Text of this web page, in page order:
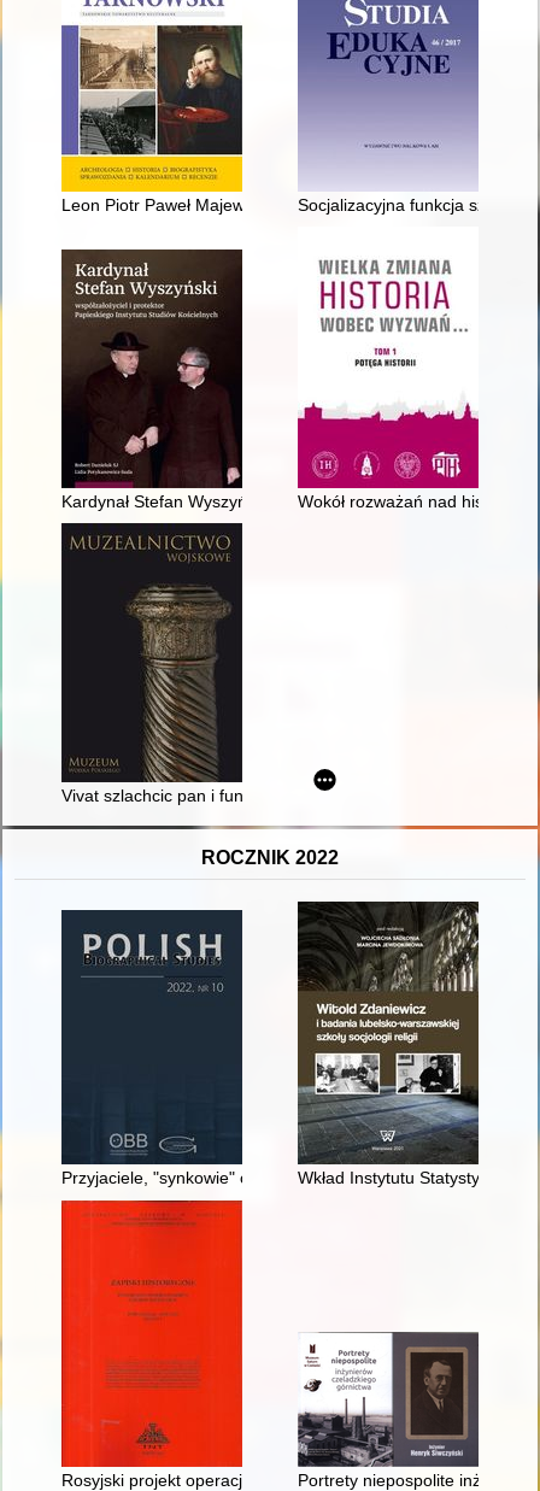
Leon Piotr Paweł Majewski h. Starża (1850-1915) - fotograf
Socjalizacyjna funkcja
Kardynał Stefan Wyszyński współzałożyciel i protektor
Wokół rozważań nad
Vivat szlachcic pan i fundator woyska..." : napisy i rysunki na
ROCZNIK 2022
Przyjaciele, "synkowie" czy tylko podkomendni? Próba analizy
Wkład Instytutu Statystyki
Rosyjski projekt operacji desantowej w strefie Kanału
Portrety niepospolite